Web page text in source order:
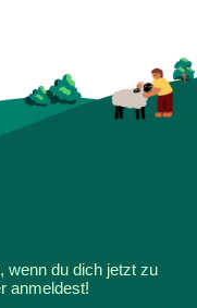
wenn du dich jetzt zu
anmeldest!